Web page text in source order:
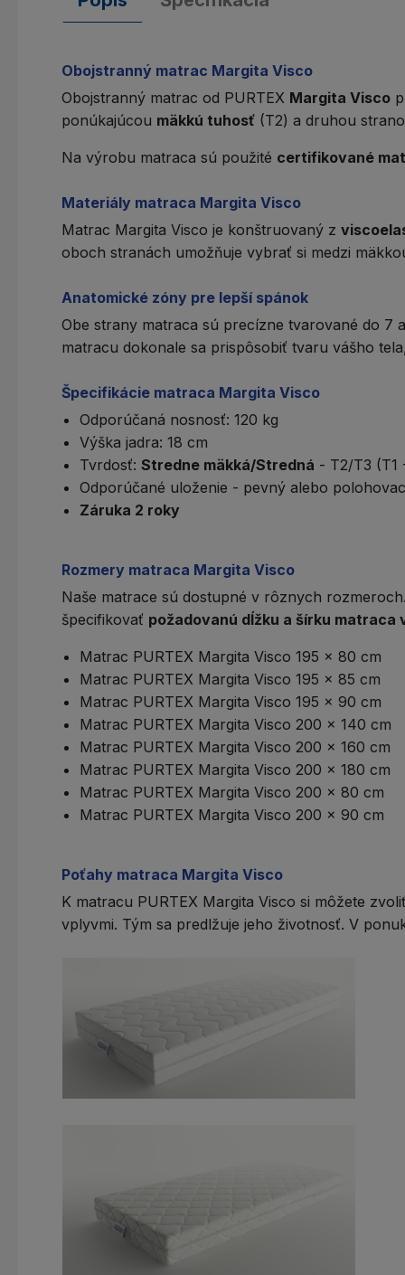
Obojstranný matrac Margita Visco
Obojstranný matrac od PURTEX Margita Visco
ponúkajúcou mäkkú tuhosť (T2) a druhou
Na výrobu matraca sú použité certifikované
Materiály matraca Margita Visco
Matrac Margita Visco je konštruovaný z
oboch stranách umožňuje vybrať si medzi
Anatomické zóny pre lepší spánok
Obe strany matraca sú precízne tvarované do 7
matracu dokonale sa prispôsobiť tvaru vášho
Špecifikácie matraca Margita Visco
Odporúčaná nosnosť: 120 kg
Výška jadra: 18 cm
Tvrdosť: Stredne mäkká/Stredná - T2/T3 (T1
Odporúčané uloženie - pevný alebo
Záruka 2 roky
Rozmery matraca Margita Visco
Naše matrace sú dostupné v rôznych
špecifikovať požadovanú dĺžku a šírku matraca
Matrac PURTEX Margita Visco 195 x 80 cm
Matrac PURTEX Margita Visco 195 x 85 cm
Matrac PURTEX Margita Visco 195 x 90 cm
Matrac PURTEX Margita Visco 200 x 140 cm
Matrac PURTEX Margita Visco 200 x 160 cm
Matrac PURTEX Margita Visco 200 x 180 cm
Matrac PURTEX Margita Visco 200 x 80 cm
Matrac PURTEX Margita Visco 200 x 90 cm
Poťahy matraca Margita Visco
K matracu PURTEX Margita Visco si môžete
vplyvmi. Tým sa predlžuje jeho životnosť. V